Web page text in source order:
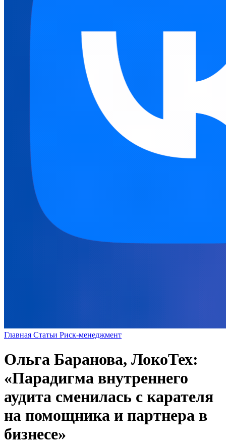
Главная Статьи Риск-менеджмент
Ольга Баранова, ЛокоТех:
«Парадигма внутреннего
аудита сменилась с карателя
на помощника и партнера в
бизнесе»